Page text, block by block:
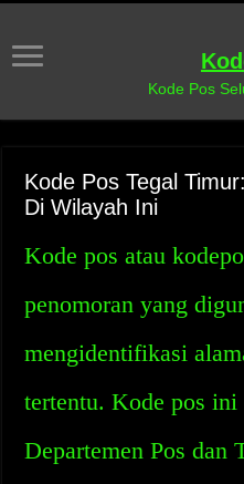
Kode Pos
Kode Pos Tegal
Di Wilayah Ini
Kode pos atau
penomoran yang
mengidentifikasi
tertentu. Kode pos
Departemen Pos dan